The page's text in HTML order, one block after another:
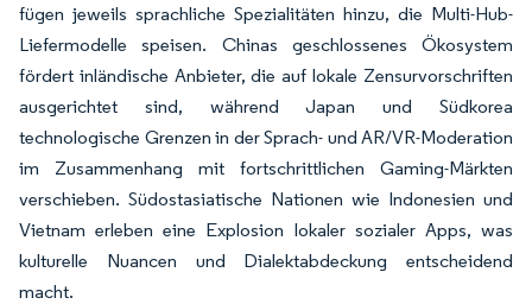
fügen jeweils sprachliche Spezialitäten hinzu, die Multi-Hub-
Liefermodelle speisen. Chinas geschlossenes Ökosystem
fördert inländische Anbieter, die auf lokale Zensurvorschriften
ausgerichtet sind, während Japan und Südkorea
technologische Grenzen in der Sprach- und AR/VR-Moderation
im Zusammenhang mit fortschrittlichen Gaming-Märkten
verschieben. Südostasiatische Nationen wie Indonesien und
Vietnam erleben eine Explosion lokaler sozialer Apps, was
kulturelle Nuancen und Dialektabdeckung entscheidend
macht.